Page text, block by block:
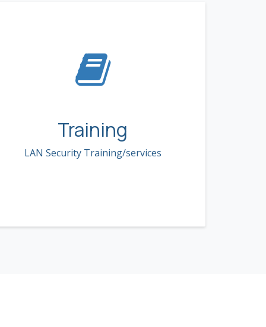
Training
LAN Security Training/services